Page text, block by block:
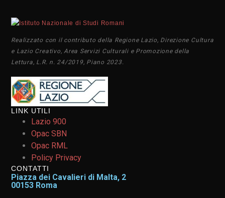
Realizzato con il contributo della Regione Lazio, Direzione Cultura
e Lazio Creativo, Area Servizi Culturali e Promozione della
Lettura, L.R. n. 24/2019, Piano 2023.
LINK UTILI
Lazio 900
Opac SBN
Opac RML
Policy Privacy
CONTATTI
Piazza dei Cavalieri di Malta, 2
00153 Roma